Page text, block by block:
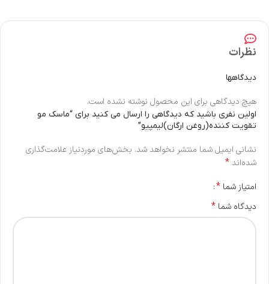
نظرات
دیدگاهها
هیچ دیدگاهی برای این محصول نوشته نشده است.
اولین نفری باشید که دیدگاهی را ارسال می کنید برای “ماسک مو
تقویت کننده(روغن ارگان)لیمپیو”
نشانی ایمیل شما منتشر نخواهد شد. بخش‌های موردنیاز علامت‌گذاری
شده‌اند*
امتیاز شما *
دیدگاه شما *